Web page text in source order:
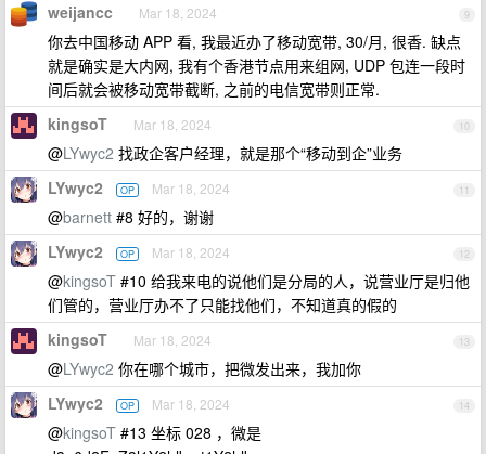
9
weijancc Mar 18, 2024
你去中国移动 APP 看, 我最近办了移动宽带, 30/月, 很香. 缺点
就是确实是大内网, 我有个香港节点用来组网, UDP 包连一段时
间后就会被移动宽带截断, 之前的电信宽带则正常.
10
kingsoT Mar 18, 2024
@LYwyc2 找政企客户经理，就是那个“移动到企”业务
11
LYwyc2 OP Mar 18, 2024
@barnett #8 好的，谢谢
12
LYwyc2 OP Mar 18, 2024
@kingsoT #10 给我来电的说他们是分局的人，说营业厅是归他
们管的，营业厅办不了只能找他们，不知道真的假的
13
kingsoT Mar 18, 2024
@LYwyc2 你在哪个城市，把微发出来，我加你
14
LYwyc2 OP Mar 18, 2024
@kingsoT #13 坐标 028 ，微是